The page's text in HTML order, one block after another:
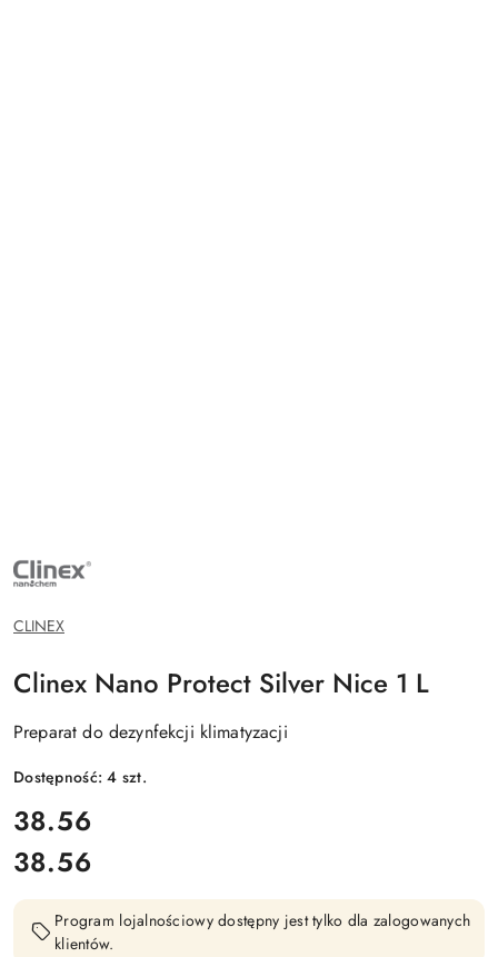
PRODUCENTA:
CLINEX
CHEMIA
CLINEX
Clinex Nano Protect Silver Nice 1 L
Preparat do dezynfekcji klimatyzacji
Dostępność:4 szt.
cena:
38.56
Cena:
38.56
Program lojalnościowy dostępny jest tylko dla zalogowanych
klientów.